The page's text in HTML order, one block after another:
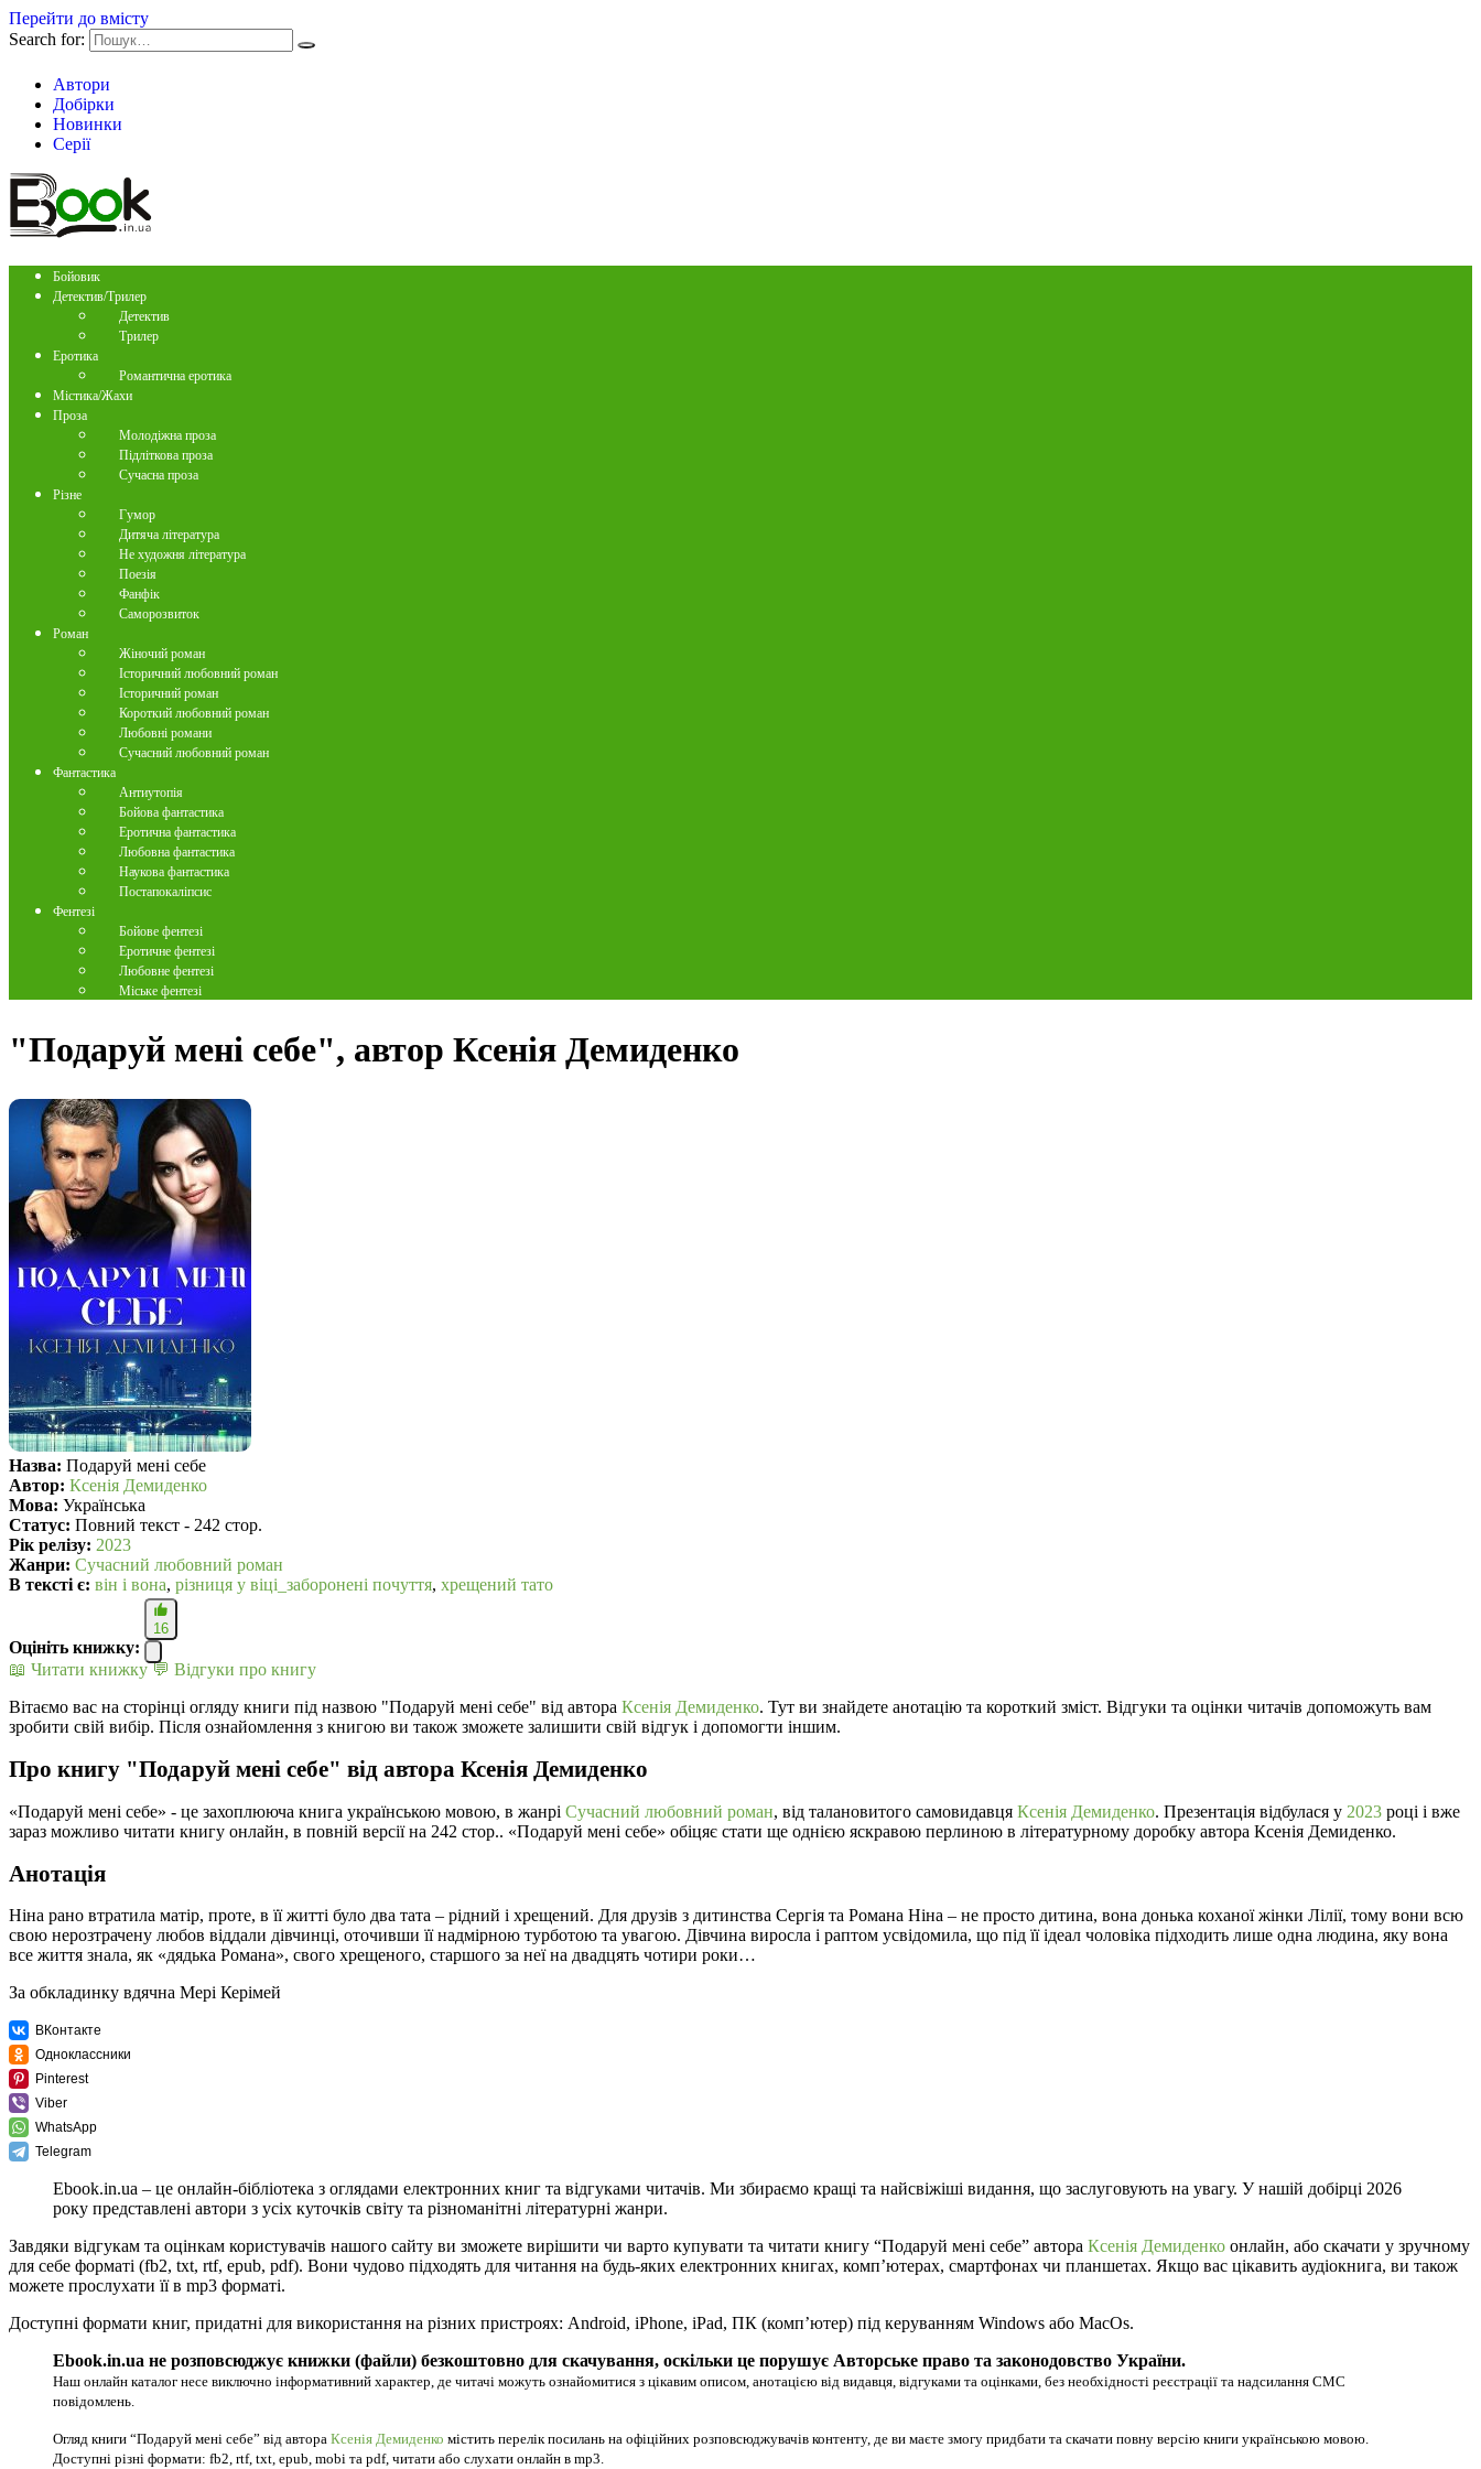
Перейти до вмісту
Search for:
Автори
Добірки
Новинки
Серії
Бойовик
Детектив/Трилер
Детектив
Трилер
Еротика
Романтична еротика
Містика/Жахи
Проза
Молодіжна проза
Підліткова проза
Сучасна проза
Різне
Гумор
Дитяча література
Не художня література
Поезія
Фанфік
Саморозвиток
Роман
Жіночий роман
Історичний любовний роман
Історичний роман
Короткий любовний роман
Любовні романи
Сучасний любовний роман
Фантастика
Антиутопія
Бойова фантастика
Еротична фантастика
Любовна фантастика
Наукова фантастика
Постапокаліпсис
Фентезі
Бойове фентезі
Еротичне фентезі
Любовне фентезі
Міське фентезі
"Подаруй мені себе", автор Ксенія Демиденко
Назва: Подаруй мені себе
Автор: Ксенія Демиденко
Мова: Українська
Статус: Повний текст - 242 стор.
Рік релізу: 2023
Жанри: Сучасний любовний роман
В текcті є: він і вона, різниця у віці_заборонені почуття, хрещений тато
Оцініть книжку:
16
📖 Читати книжку 💬 Відгуки про книгу
Вітаємо вас на сторінці огляду книги під назвою "Подаруй мені себе" від автора Ксенія Демиденко. Тут ви знайдете анотацію та короткий зміст. Відгуки та оцінки читачів допоможуть вам
зробити свій вибір. Після ознайомлення з книгою ви також зможете залишити свій відгук і допомогти іншим.
Про книгу "Подаруй мені себе" від автора Ксенія Демиденко
«Подаруй мені себе» - це захоплююча книга українською мовою, в жанрі Сучасний любовний роман, від талановитого самовидавця Ксенія Демиденко. Презентація відбулася у 2023 році і вже
зараз можливо читати книгу онлайн, в повній версії на 242 стор.. «Подаруй мені себе» обіцяє стати ще однією яскравою перлиною в літературному доробку автора Ксенія Демиденко.
Анотація
Ніна рано втратила матір, проте, в її житті було два тата – рідний і хрещений. Для друзів з дитинства Сергія та Романа Ніна – не просто дитина, вона донька коханої жінки Лілії, тому вони всю
свою нерозтрачену любов віддали дівчинці, оточивши її надмірною турботою та увагою. Дівчина виросла і раптом усвідомила, що під її ідеал чоловіка підходить лише одна людина, яку вона
все життя знала, як «дядька Романа», свого хрещеного, старшого за неї на двадцять чотири роки…
За обкладинку вдячна Мері Керімей
ВКонтакте
Одноклассники
Pinterest
Viber
WhatsApp
Telegram
Ebook.in.ua – це онлайн-бібліотека з оглядами електронних книг та відгуками читачів. Ми збираємо кращі та найсвіжіші видання, що заслуговують на увагу. У нашій добірці 2026
року представлені автори з усіх куточків світу та різноманітні літературні жанри.
Завдяки відгукам та оцінкам користувачів нашого сайту ви зможете вирішити чи варто купувати та читати книгу “Подаруй мені себе” автора Ксенія Демиденко онлайн, або скачати у зручному
для себе форматі (fb2, txt, rtf, epub, pdf). Вони чудово підходять для читання на будь-яких електронних книгах, комп’ютерах, смартфонах чи планшетах. Якщо вас цікавить аудіокнига, ви також
можете прослухати її в mp3 форматі.
Доступні формати книг, придатні для використання на різних пристроях: Android, iPhone, iPad, ПК (комп’ютер) під керуванням Windows або MacOs.
Ebook.in.ua не розповсюджує книжки (файли) безкоштовно для скачування, оскільки це порушує Авторське право та законодовство України.
Наш онлайн каталог несе виключно інформативний характер, де читачі можуть ознайомитися з цікавим описом, анотацією від видавця, відгуками та оцінками, без необхідності реєстрації та надсилання СМС
повідомлень.
Огляд книги “Подаруй мені себе” від автора Ксенія Демиденко містить перелік посилань на офіційних розповсюджувачів контенту, де ви маєте змогу придбати та скачати повну версію книги українською мовою.
Доступні різні формати: fb2, rtf, txt, epub, mobi та pdf, читати або слухати онлайн в mp3.